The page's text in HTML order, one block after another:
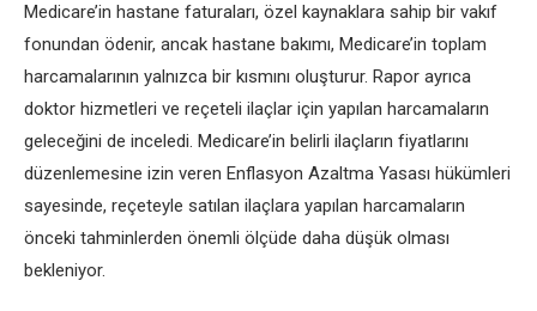
Medicare’in hastane faturaları, özel kaynaklara sahip bir vakıf
fonundan ödenir, ancak hastane bakımı, Medicare’in toplam
harcamalarının yalnızca bir kısmını oluşturur. Rapor ayrıca
doktor hizmetleri ve reçeteli ilaçlar için yapılan harcamaların
geleceğini de inceledi. Medicare’in belirli ilaçların fiyatlarını
düzenlemesine izin veren Enflasyon Azaltma Yasası hükümleri
sayesinde, reçeteyle satılan ilaçlara yapılan harcamaların
önceki tahminlerden önemli ölçüde daha düşük olması
bekleniyor.